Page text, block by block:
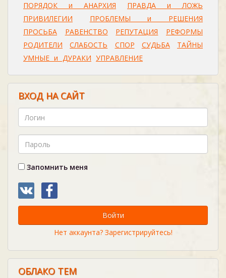
ПОРЯДОК и АНАРХИЯ
ПРАВДА и ЛОЖЬ
ПРИВИЛЕГИИ
ПРОБЛЕМЫ и РЕШЕНИЯ
ПРОСЬБА
РАВЕНСТВО РЕПУТАЦИЯ
РЕФОРМЫ
РОДИТЕЛИ
СЛАБОСТЬ СПОР СУДЬБА
ТАЙНЫ
УМНЫЕ и ДУРАКИ УПРАВЛЕНИЕ
ВХОД НА САЙТ
Запомнить меня
Войти
Нет аккаунта? Зарегистрируйтесь!
ОБЛАКО ТЕМ